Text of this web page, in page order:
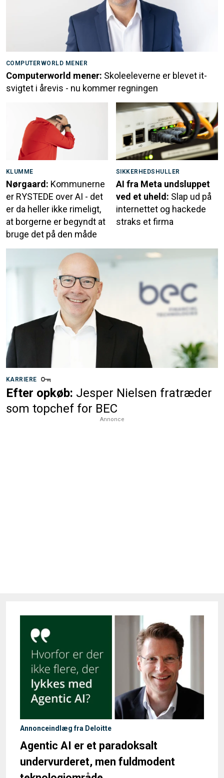
COMPUTERWORLD MENER
Computerworld mener: Skoleeleverne er blevet it-
svigtet i årevis - nu kommer regningen
KLUMME
Nørgaard: Kommunerne
er RYSTEDE over AI - det
er da heller ikke rimeligt,
at borgerne er begyndt at
bruge det på den måde
SIKKERHEDSHULLER
AI fra Meta undsluppet
ved et uheld: Slap ud på
internettet og hackede
straks et firma
KARRIERE
Efter opkøb: Jesper Nielsen fratræder
som topchef for BEC
Annonce
Annonceindlæg fra Deloitte
Agentic AI er et paradoksalt
undervurderet, men fuldmodent